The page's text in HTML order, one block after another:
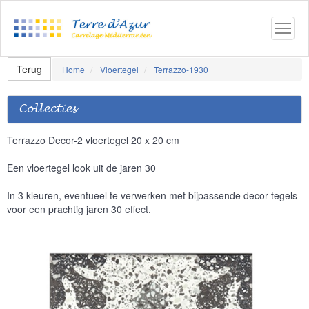
Terug Home Vloertegel Terrazzo-1930
Collecties
Terrazzo Decor-2 vloertegel 20 x 20 cm
Een vloertegel look uit de jaren 30
In 3 kleuren, eventueel te verwerken met bijpassende decor tegels
voor een prachtig jaren 30 effect.